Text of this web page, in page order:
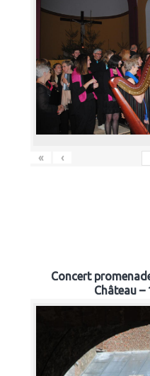
« ‹
Concert
Château